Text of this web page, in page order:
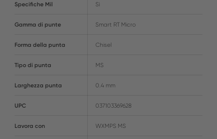
Specifiche Mil Sì
Gamma di punte Smart RT Micro
Forma della punta Chisel
Tipo di punta MS
Larghezza punta 0.4 mm
UPC 037103369628
Lavora con WXMPS MS